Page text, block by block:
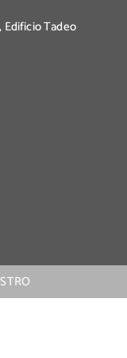
Edificio Tadeo